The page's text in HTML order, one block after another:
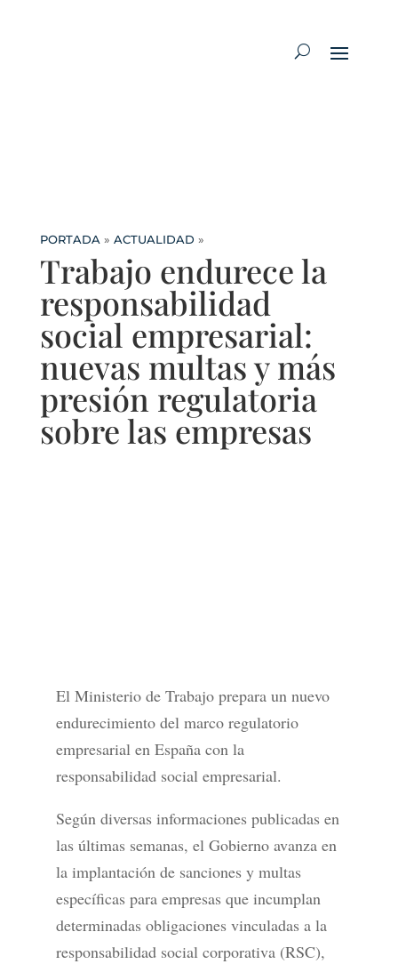
PORTADA» ACTUALIDAD »
Trabajo endurece la
responsabilidad
social empresarial:
nuevas multas y más
presión regulatoria
sobre las empresas
El Ministerio de Trabajo prepara un nuevo
endurecimiento del marco regulatorio
empresarial en España con la
responsabilidad social empresarial.
Según diversas informaciones publicadas en
las últimas semanas, el Gobierno avanza en
la implantación de sanciones y multas
específicas para empresas que incumplan
determinadas obligaciones vinculadas a la
responsabilidad social corporativa (RSC),